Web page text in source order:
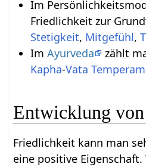
Im
Friedlichkeit zur
Stetigkeit, Mitgefühl,
Im Ayurveda
zählt
Kapha-Vata
Entwicklung
Friedlichkeit kann man
eine positive